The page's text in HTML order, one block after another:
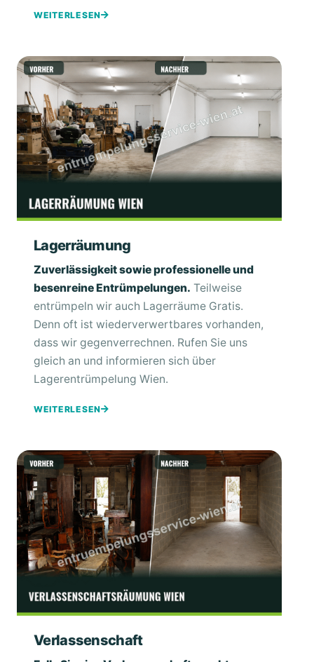
WEITERLESEN
Lagerräumung
Zuverlässigkeit sowie professionelle und
besenreine Entrümpelungen. Teilweise
entrümpeln wir auch Lagerräume Gratis.
Denn oft ist wiederverwertbares vorhanden,
dass wir gegenverrechnen. Rufen Sie uns
gleich an und informieren sich über
Lagerentrümpelung Wien.
WEITERLESEN
Verlassenschaft